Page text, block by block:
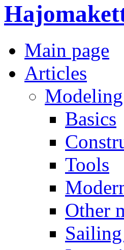
Main page
Articles
Modeling
Basics
Tools
Other